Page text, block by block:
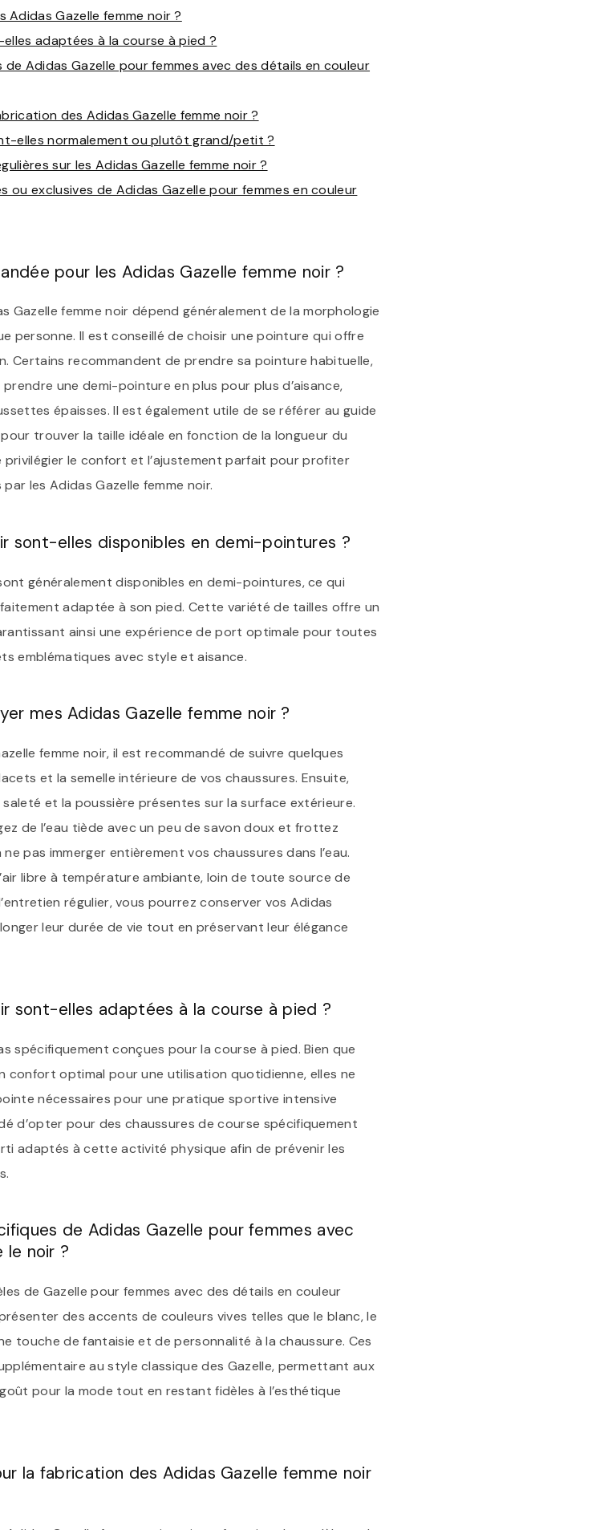
Gazelle femme noir ?
adaptées à la course à pied ?
Adidas Gazelle pour femmes avec des détails en couleur
des Adidas Gazelle femme noir ?
elles normalement ou plutôt grand/petit ?
sur les Adidas Gazelle femme noir ?
exclusives de Adidas Gazelle pour femmes en couleur
pour les Adidas Gazelle femme noir ?
Gazelle femme noir dépend généralement de la morphologie
personne. Il est conseillé de choisir une pointure qui offre
Certains recommandent de prendre sa pointure habituelle,
une demi-pointure en plus pour plus d’aisance,
épaisses. Il est également utile de se référer au guide
trouver la taille idéale en fonction de la longueur du
privilégier le confort et l’ajustement parfait pour profiter
les Adidas Gazelle femme noir.
sont-elles disponibles en demi-pointures ?
généralement disponibles en demi-pointures, ce qui
adaptée à son pied. Cette variété de tailles offre un
ainsi une expérience de port optimale pour toutes
emblématiques avec style et aisance.
mes Adidas Gazelle femme noir ?
femme noir, il est recommandé de suivre quelques
et la semelle intérieure de vos chaussures. Ensuite,
et la poussière présentes sur la surface extérieure.
de l’eau tiède avec un peu de savon doux et frottez
pas immerger entièrement vos chaussures dans l’eau.
libre à température ambiante, loin de toute source de
régulier, vous pourrez conserver vos Adidas
leur durée de vie tout en préservant leur élégance
sont-elles adaptées à la course à pied ?
spécifiquement conçues pour la course à pied. Bien que
optimal pour une utilisation quotidienne, elles ne
nécessaires pour une pratique sportive intensive
d’opter pour des chaussures de course spécifiquement
adaptés à cette activité physique afin de prévenir les
de Adidas Gazelle pour femmes avec
le noir ?
de Gazelle pour femmes avec des détails en couleur
des accents de couleurs vives telles que le blanc, le
touche de fantaisie et de personnalité à la chaussure. Ces
au style classique des Gazelle, permettant aux
pour la mode tout en restant fidèles à l’esthétique
la fabrication des Adidas Gazelle femme noir